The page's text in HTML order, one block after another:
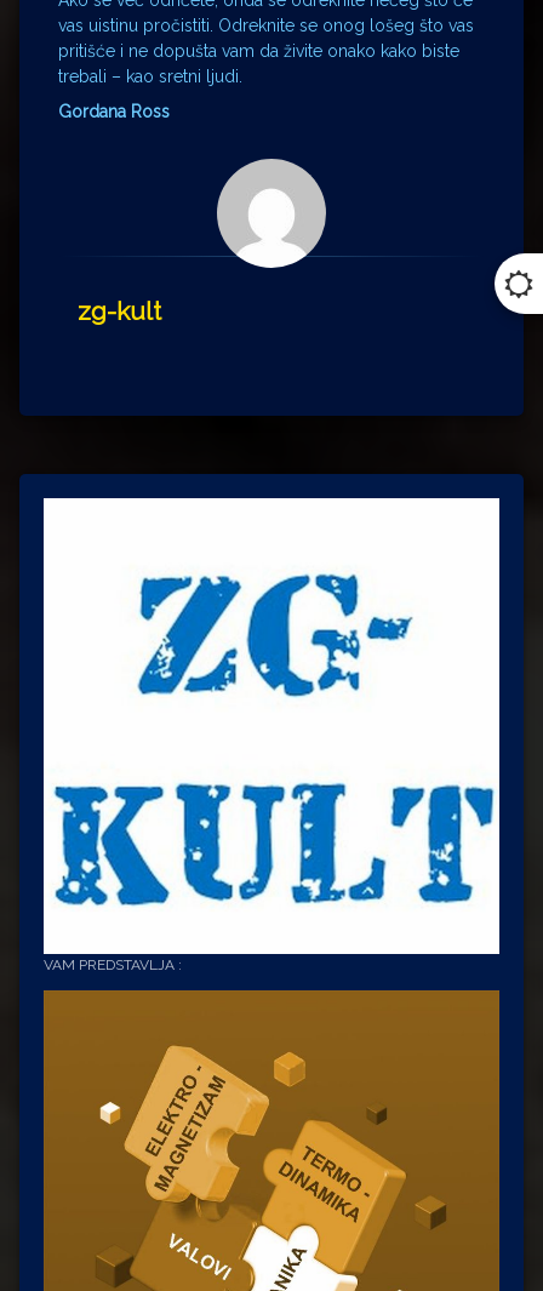
vas uistinu pročistiti. Odreknite se onog lošeg što vas
pritišće i ne dopušta vam da živite onako kako biste
trebali – kao sretni ljudi.
Gordana Ross
zg-kult
VAM PREDSTAVLJA :